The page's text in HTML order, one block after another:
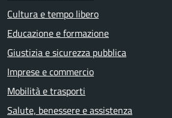
Cultura e tempo libero
Educazione e formazione
Giustizia e sicurezza pubblica
Imprese e commercio
Mobilità e trasporti
Salute, benessere e assistenza